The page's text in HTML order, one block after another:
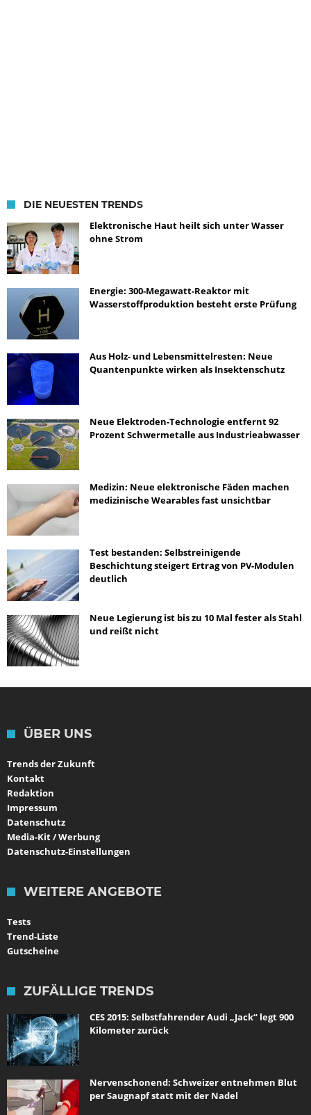
DIE NEUESTEN TRENDS
Elektronische Haut heilt sich unter Wasser
ohne Strom
Energie: 300-Megawatt-Reaktor mit
Wasserstoffproduktion besteht erste Prüfung
Aus Holz- und Lebensmittelresten: Neue
Quantenpunkte wirken als Insektenschutz
Neue Elektroden-Technologie entfernt 92
Prozent Schwermetalle aus Industrieabwasser
Medizin: Neue elektronische Fäden machen
medizinische Wearables fast unsichtbar
Test bestanden: Selbstreinigende
Beschichtung steigert Ertrag von PV-Modulen
deutlich
Neue Legierung ist bis zu 10 Mal fester als Stahl
und reißt nicht
ÜBER UNS
Trends der Zukunft
Kontakt
Redaktion
Impressum
Datenschutz
Media-Kit / Werbung
Datenschutz-Einstellungen
WEITERE ANGEBOTE
Tests
Trend-Liste
Gutscheine
ZUFÄLLIGE TRENDS
CES 2015: Selbstfahrender Audi „Jack“ legt 900
Kilometer zurück
Nervenschonend: Schweizer entnehmen Blut
per Saugnapf statt mit der Nadel